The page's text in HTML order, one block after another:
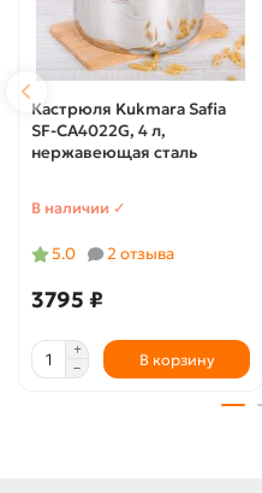
Кастрюля Kukmara Safia
SF-CA4022G, 4 л,
нержавеющая сталь
В наличии ✓
5.0 2 отзыва
3795 ₽
В корзину